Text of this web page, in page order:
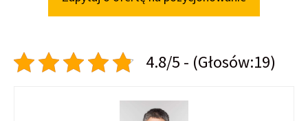
4.8/5 - (Głosów:19)